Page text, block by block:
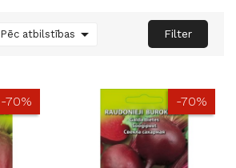
Pēc atbilstības  Filter
-70% -70%